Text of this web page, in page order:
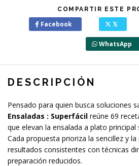
COMPARTIR ESTE
Facebook 𝕏
WhatsApp
DESCRIPCIÓN
Pensado para quien busca soluciones
Ensaladas : Superfácil reúne 69
que elevan la ensalada a plato principal
Cada propuesta prioriza la sencillez y
resultados consistentes con técnicas
preparación reducidos.